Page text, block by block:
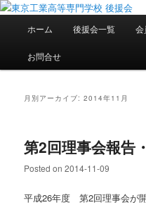
メ
ン
サ
テ
東京工業高等専
National Institute of Technology
メ
ホーム 後援会一覧 会
お問合せ
月別アーカイブ:2014年11月
第2回理事会報告
Posted on2014-11-09
平成26年度 第2回理事会が開